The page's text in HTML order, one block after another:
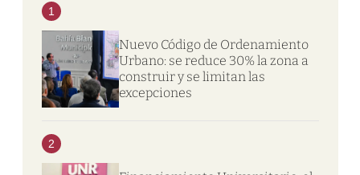
1
Nuevo Código de Ordenamiento
Urbano: se reduce 30% la zona a
construir y se limitan las
excepciones
2